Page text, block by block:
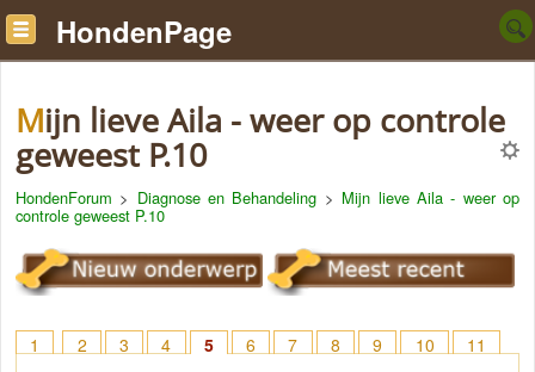
HondenPage
Mijn lieve Aila - weer op controle
geweest P.10
HondenForum > Diagnose en Behandeling > Mijn lieve Aila - weer op
controle geweest P.10
1 2 3 4 5 6 7 8 9 10 11